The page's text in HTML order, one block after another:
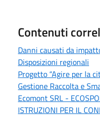
Contenuti
Danni causati da
Disposizioni regionali
Progetto “Agire per la
Gestione Raccolta e
Ecomont SRL -
ISTRUZIONI PER IL